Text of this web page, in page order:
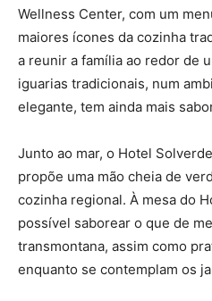
Wellness Center, com um
maiores ícones da cozinha
a reunir a família ao redor de
iguarias tradicionais, num
elegante, tem ainda mais
Junto ao mar, o Hotel
propõe uma mão cheia de
cozinha regional. À mesa do
possível saborear o que de
transmontana, assim como
enquanto se contemplam os